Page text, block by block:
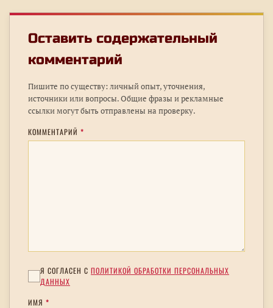
Оставить содержательный
комментарий
Пишите по существу: личный опыт, уточнения,
источники или вопросы. Общие фразы и рекламные
ссылки могут быть отправлены на проверку.
КОММЕНТАРИЙ *
Я СОГЛАСЕН С ПОЛИТИКОЙ ОБРАБОТКИ ПЕРСОНАЛЬНЫХ
ДАННЫХ
ИМЯ *